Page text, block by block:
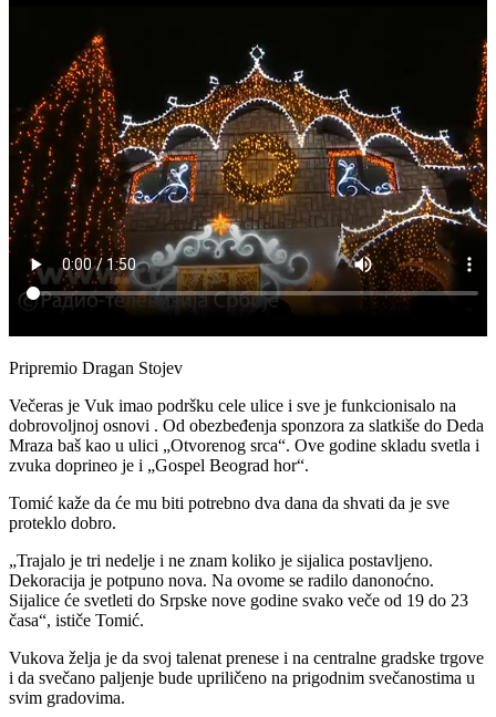
Pripremio Dragan Stojev
Večeras je Vuk imao podršku cele ulice i sve je funkcionisalo na
dobrovoljnoj osnovi . Od obezbeđenja sponzora za slatkiše do Deda
Mraza baš kao u ulici „Otvorenog srca“. Ove godine skladu svetla i
zvuka doprineo je i „Gospel Beograd hor“.
Tomić kaže da će mu biti potrebno dva dana da shvati da je sve
proteklo dobro.
„Trajalo je tri nedelje i ne znam koliko je sijalica postavljeno.
Dekoracija je potpuno nova. Na ovome se radilo danonoćno.
Sijalice će svetleti do Srpske nove godine svako veče od 19 do 23
časa“, ističe Tomić.
Vukova želja je da svoj talenat prenese i na centralne gradske trgove
i da svečano paljenje bude upriličeno na prigodnim svečanostima u
svim gradovima.